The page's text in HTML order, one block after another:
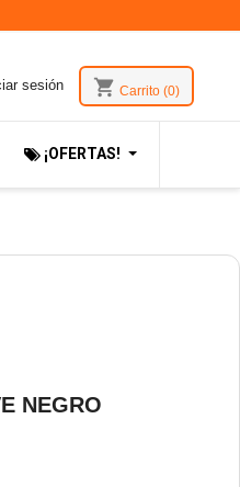
sesión shopping_cart Carrito (0)
¡OFERTAS!
NEGRO